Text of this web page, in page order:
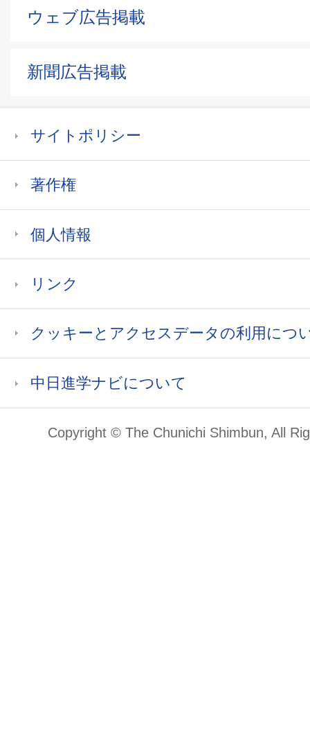
ウェブ広告掲載
新聞広告掲載
サイトポリシー
著作権
個人情報
リンク
クッキーとアクセスデータの利用につ
中日進学ナビについて
Copyright © The Chunichi Shimbun, All